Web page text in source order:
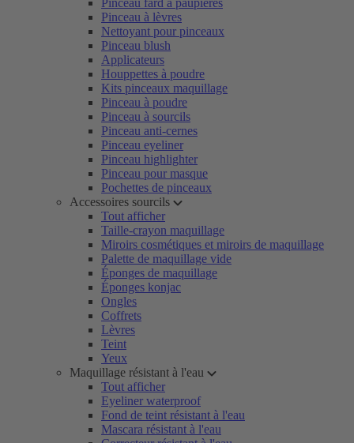
Pinceau fard à paupières
Pinceau à lèvres
Nettoyant pour pinceaux
Pinceau blush
Applicateurs
Houppettes à poudre
Kits pinceaux maquillage
Pinceau à poudre
Pinceau à sourcils
Pinceau anti-cernes
Pinceau eyeliner
Pinceau highlighter
Pinceau pour masque
Pochettes de pinceaux
Accessoires sourcils
Tout afficher
Taille-crayon maquillage
Miroirs cosmétiques et miroirs de maquillage
Palette de maquillage vide
Éponges de maquillage
Éponges konjac
Ongles
Coffrets
Lèvres
Teint
Yeux
Maquillage résistant à l'eau
Tout afficher
Eyeliner waterproof
Fond de teint résistant à l'eau
Mascara résistant à l'eau